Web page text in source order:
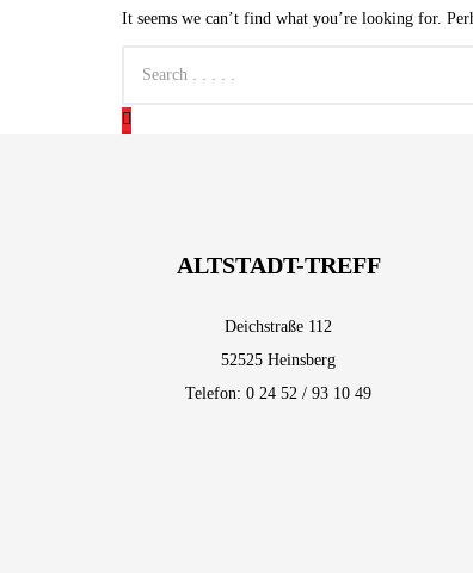
It seems we can’t find what you’re looking for.
ALTSTADT-TREFF
Deichstraße 112
52525 Heinsberg
Telefon: 0 24 52 / 93 10 49